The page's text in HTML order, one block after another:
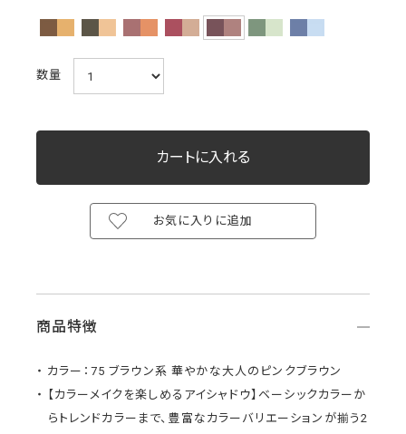
数量
お気に入りに追加
商品特徴
カラー：75 ブラウン系 華やかな大人のピンクブラウン
【カラーメイクを楽しめるアイシャドウ】ベーシックカラーか
らトレンドカラーまで、豊富なカラーバリエーションが揃う2